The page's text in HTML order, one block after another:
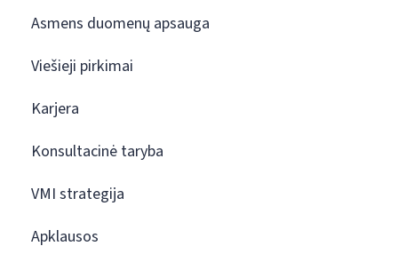
Asmens duomenų apsauga
Viešieji pirkimai
Karjera
Konsultacinė taryba
VMI strategija
Apklausos